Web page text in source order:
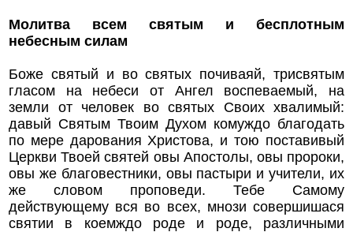
Молитва всем святым и бесплотным
небесным силам
Боже святый и во святых почиваяй, трисвятым
гласом на небеси от Ангел воспеваемый, на
земли от человек во святых Своих хвалимый:
давый Святым Твоим Духом комуждо благодать
по мере дарования Христова, и тою поставивый
Церкви Твоей святей овы Апостолы, овы пророки,
овы же благовестники, овы пастыри и учители, их
же словом проповеди. Тебе Самому
действующему вся во всех, мнози совершишася
святии в коемждо роде и роде, различными